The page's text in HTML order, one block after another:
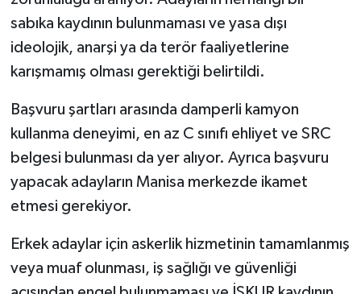
sabıka kaydının bulunmaması ve yasa dışı
ideolojik, anarşi ya da terör faaliyetlerine
karışmamış olması gerektiği belirtildi.
Başvuru şartları arasında damperli kamyon
kullanma deneyimi, en az C sınıfı ehliyet ve SRC
belgesi bulunması da yer alıyor. Ayrıca başvuru
yapacak adayların Manisa merkezde ikamet
etmesi gerekiyor.
Erkek adaylar için askerlik hizmetinin tamamlanmış
veya muaf olunması, iş sağlığı ve güvenliği